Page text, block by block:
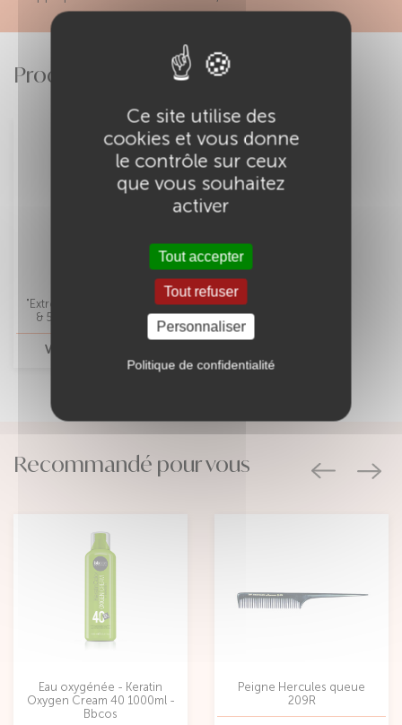
Produits Associés
"Extrêmement Karité" (250ml
& 500ml) - Végétal'émoi
VOIR CE PRODUIT
Recommandé pour vous
Eau oxygénée - Keratin
Oxygen Cream 40 1000ml -
Bbcos
Peigne Hercules queue
209R
Ce site utilise des
cookies et vous donne
le contrôle sur ceux
que vous souhaitez
activer
Tout accepter
Tout refuser
Personnaliser
Politique de confidentialité